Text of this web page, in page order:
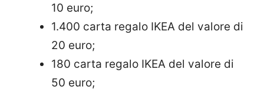
10 euro;
1.400 carta regalo IKEA del valore di
20 euro;
180 carta regalo IKEA del valore di
50 euro;